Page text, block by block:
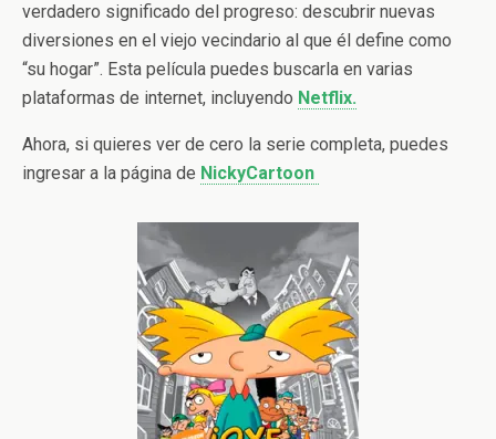
verdadero significado del progreso: descubrir nuevas
diversiones en el viejo vecindario al que él define como
“su hogar”. Esta película puedes buscarla en varias
plataformas de internet, incluyendo Netflix.
Ahora, si quieres ver de cero la serie completa, puedes
ingresar a la página de NickyCartoon